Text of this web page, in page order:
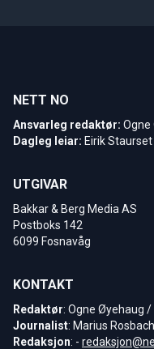
NETT NO
Ansvarleg redaktør: Ogne
Dagleg leiar: Eirik Staurset
UTGIVAR
Bakkar & Berg Media AS
Postboks 142
6099 Fosnavåg
KONTAKT
Redaktør: Ogne Øyehaug /
Journalist: Marius
Redaksjon: -